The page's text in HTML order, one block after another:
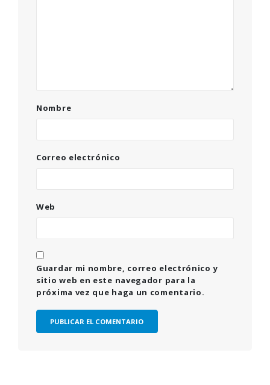
Nombre
Correo electrónico
Web
Guardar mi nombre, correo electrónico y
sitio web en este navegador para la
próxima vez que haga un comentario.